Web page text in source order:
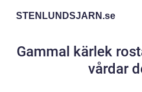
STENLUNDSJARN.se
Gammal kärlek
vårdar